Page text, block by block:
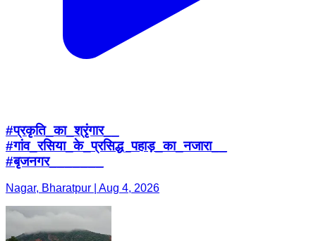
#प्रकृति_का_श्रृंगार__
#गांव_रसिया_के_प्रसिद्ध_पहाड़_का_नजारा__
#बृजनगर_______
Nagar, Bharatpur | Aug 4, 2026